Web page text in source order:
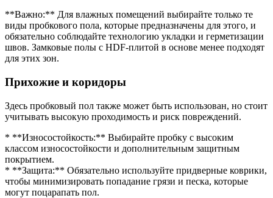
**Важно:** Для влажных помещений выбирайте только те
виды пробкового пола, которые предназначены для этого, и
обязательно соблюдайте технологию укладки и герметизации
швов. Замковые полы с HDF-плитой в основе менее подходят
для этих зон.
Прихожие и коридоры
Здесь пробковый пол также может быть использован, но стоит
учитывать высокую проходимость и риск повреждений.
* **Износостойкость:** Выбирайте пробку с высоким
классом износостойкости и дополнительным защитным
покрытием.
* **Защита:** Обязательно используйте придверные коврики,
чтобы минимизировать попадание грязи и песка, которые
могут поцарапать пол.